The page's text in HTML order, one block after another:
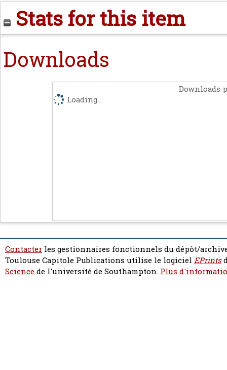
Stats for this item
Downloads
Downloads
Loading...
Contacter les gestionnaires fonctionnels du dépôt/
Toulouse Capitole Publications utilise le logiciel EPrints
Sciencede l'université de Southampton. Plus